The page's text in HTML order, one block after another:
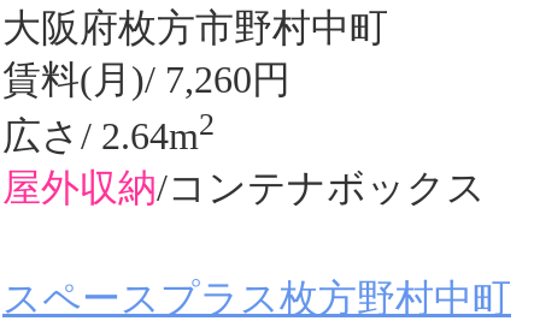
大阪府枚方市野村中町
賃料(月)/ 7,260円
広さ/ 2.64m2
屋外収納/コンテナボックス
スペースプラス枚方野村中町